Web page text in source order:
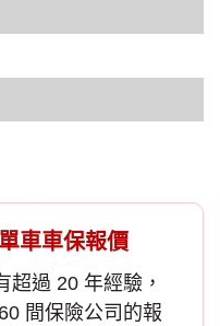
車車保報價
超過 20 年經驗，
間保險公司的報